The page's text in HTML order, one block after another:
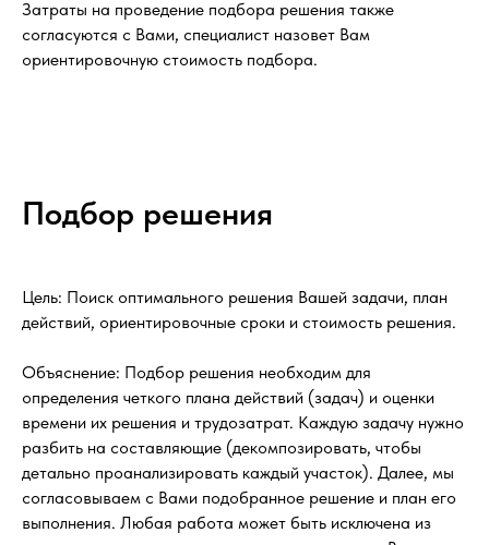
Затраты на проведение подбора решения также
согласуются с Вами, специалист назовет Вам
ориентировочную стоимость подбора.
Подбор решения
Цель: Поиск оптимального решения Вашей задачи, план
действий, ориентировочные сроки и стоимость решения.
Объяснение: Подбор решения необходим для
определения четкого плана действий (задач) и оценки
времени их решения и трудозатрат. Каждую задачу нужно
разбить на составляющие (декомпозировать, чтобы
детально проанализировать каждый участок). Далее, мы
согласовываем с Вами подобранное решение и план его
выполнения. Любая работа может быть исключена из